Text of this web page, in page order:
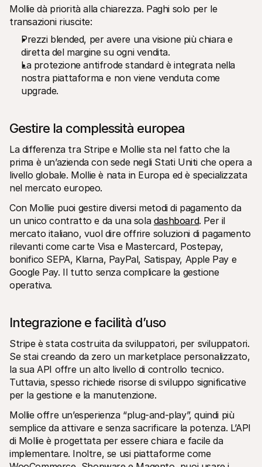
Mollie dà priorità alla chiarezza. Paghi solo per le
transazioni riuscite:
Prezzi blended, per avere una visione più chiara e
diretta del margine su ogni vendita.
La protezione antifrode standard è integrata nella
nostra piattaforma e non viene venduta come
upgrade.
Gestire la complessità europea
La differenza tra Stripe e Mollie sta nel fatto che la
prima è un’azienda con sede negli Stati Uniti che opera a
livello globale. Mollie è nata in Europa ed è specializzata
nel mercato europeo.
Con Mollie puoi gestire diversi metodi di pagamento da
un unico contratto e da una sola dashboard. Per il
mercato italiano, vuol dire offrire soluzioni di pagamento
rilevanti come carte Visa e Mastercard, Postepay,
bonifico SEPA, Klarna, PayPal, Satispay, Apple Pay e
Google Pay. Il tutto senza complicare la gestione
operativa.
Integrazione e facilità d’uso
Stripe è stata costruita da sviluppatori, per sviluppatori.
Se stai creando da zero un marketplace personalizzato,
la sua API offre un alto livello di controllo tecnico.
Tuttavia, spesso richiede risorse di sviluppo significative
per la gestione e la manutenzione.
Mollie offre un’esperienza “plug-and-play”, quindi più
semplice da attivare e senza sacrificare la potenza. L’API
di Mollie è progettata per essere chiara e facile da
implementare. Inoltre, se usi piattaforme come